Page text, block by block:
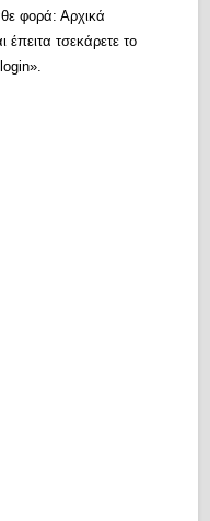
φορά: Αρχικά
έπειτα τσεκάρετε το